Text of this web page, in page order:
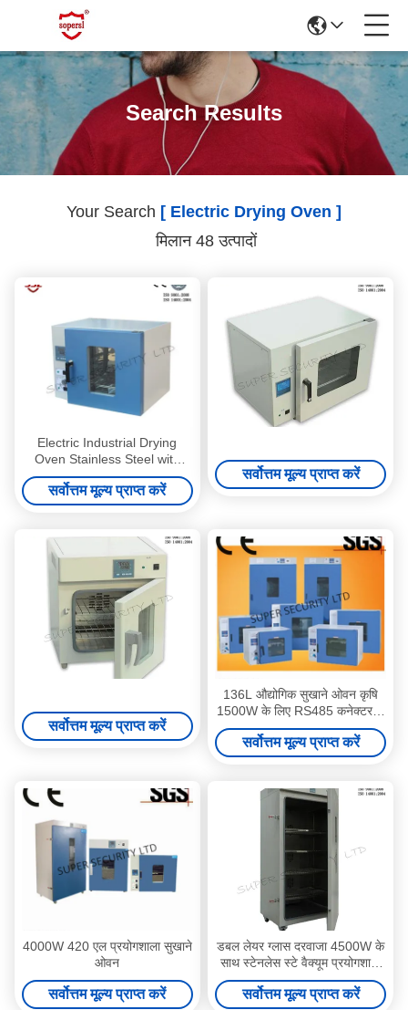
Search Results
Your Search [ Electric Drying Oven ]
मिलान 48 उत्पादों
Electric Industrial Drying
Oven Stainless Steel with
Vacuum Pump
सर्वोत्तम मूल्य प्राप्त करें
सर्वोत्तम मूल्य प्राप्त करें
सर्वोत्तम मूल्य प्राप्त करें
136L औद्योगिक सुखाने ओवन कृषि
1500W के लिए RS485 कनेक्टर के
साथ
सर्वोत्तम मूल्य प्राप्त करें
4000W 420 एल प्रयोगशाला सुखाने
ओवन
सर्वोत्तम मूल्य प्राप्त करें
डबल लेयर ग्लास दरवाजा 4500W के
साथ स्टेनलेस स्टे वैक्यूम प्रयोगशाला
सुखाने ओवन 620 एल
सर्वोत्तम मूल्य प्राप्त करें